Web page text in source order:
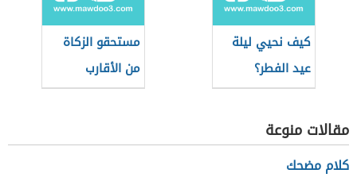
كيف نحيي ليلة
عيد الفطر؟
مستحقو الزكاة
من الأقارب
مقالات منوعة
كلام مضحك